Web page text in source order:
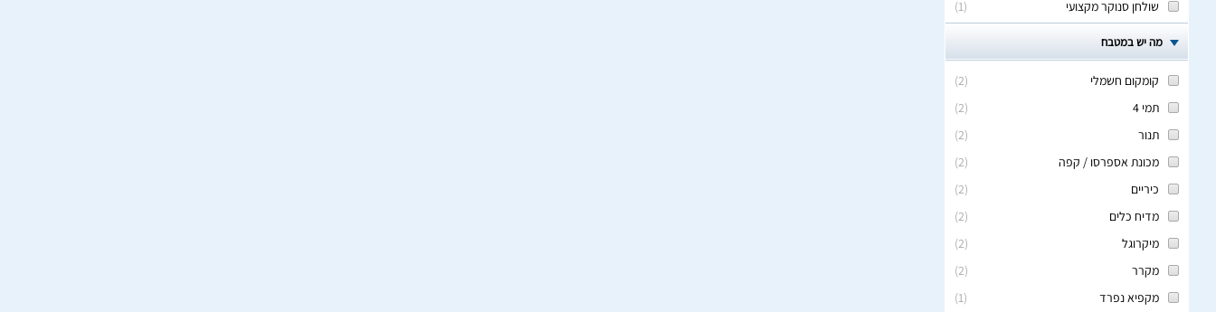
(
1
) שולחן סנוקר מקצועי
מה יש במטבח
(
2
)
קומקום חשמלי
(
2
)
תמי 4
(
2
)
תנור
(
2
)
מכונת אספרסו / קפה
(
2
)
כיריים
(
2
)
מדיח כלים
(
2
)
מיקרוגל
(
2
)
מקרר
(
1
) מקפיא נפרד